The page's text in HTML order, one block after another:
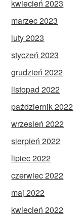
kwiecień 2023
marzec 2023
luty 2023
styczeń 2023
grudzień 2022
listopad 2022
październik 2022
wrzesień 2022
sierpień 2022
lipiec 2022
czerwiec 2022
maj 2022
kwiecień 2022